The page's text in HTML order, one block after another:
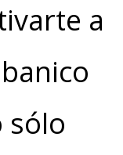
a
sólo